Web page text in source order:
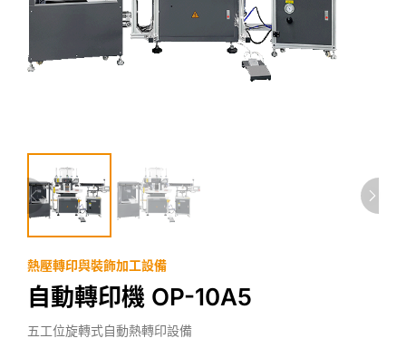
熱壓轉印與裝飾加工設備
自動轉印機 OP-10A5
五工位旋轉式自動熱轉印設備